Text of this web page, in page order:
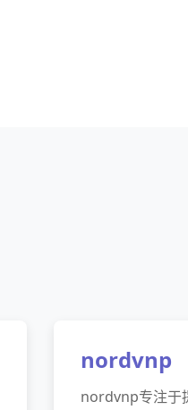
nordvnp
nordvnp专注于